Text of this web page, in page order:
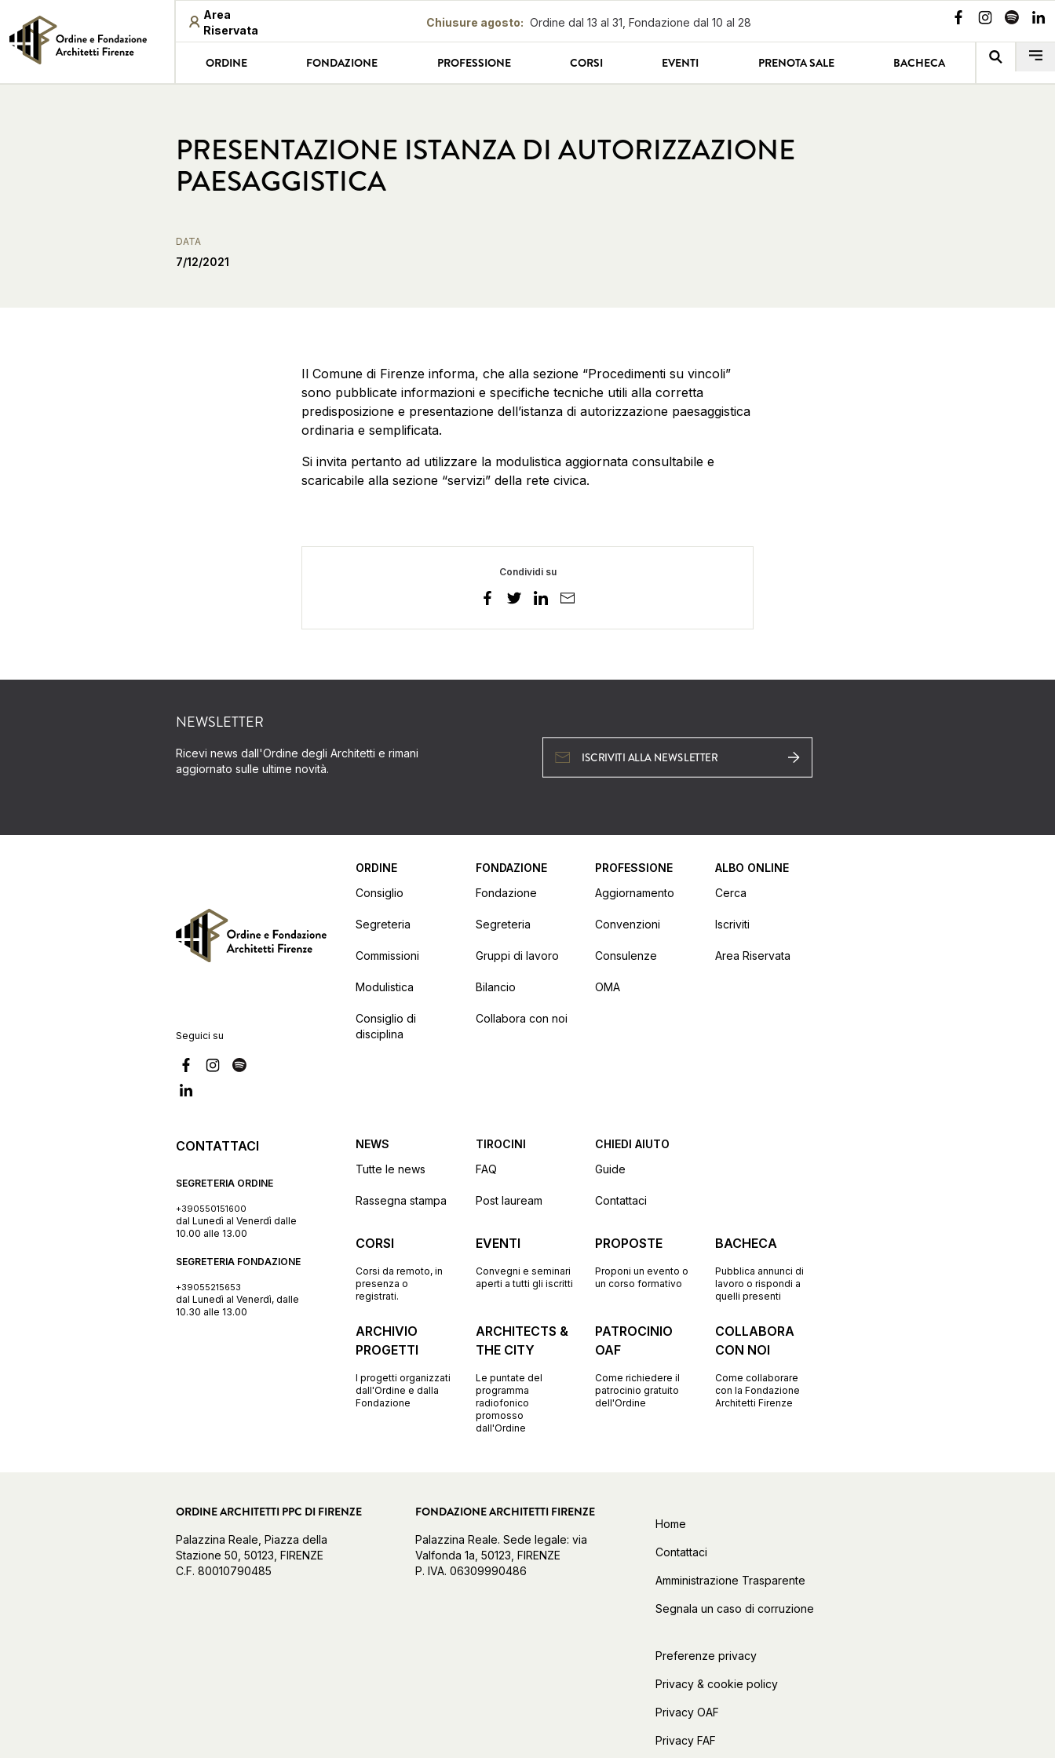
Area
Riservata
Chiusure agosto: Ordine dal 13 al 31, Fondazione dal 10 al 28
ORDINE FONDAZIONE PROFESSIONE CORSI EVENTI PRENOTA SALE BACHECA
PRESENTAZIONE ISTANZA DI AUTORIZZAZIONE
PAESAGGISTICA
DATA
7/12/2021
Il Comune di Firenze informa, che alla sezione “Procedimenti su vincoli”
sono pubblicate informazioni e specifiche tecniche utili alla corretta
predisposizione e presentazione dell’istanza di autorizzazione paesaggistica
ordinaria e semplificata.
Si invita pertanto ad utilizzare la modulistica aggiornata consultabile e
scaricabile alla sezione “servizi” della rete civica.
Condividi su
NEWSLETTER
Ricevi news dall'Ordine degli Architetti e rimani
aggiornato sulle ultime novità.
ISCRIVITI ALLA NEWSLETTER
Seguici su
CONTATTACI
SEGRETERIA ORDINE
+390550151600
dal Lunedì al Venerdì dalle
10.00 alle 13.00
SEGRETERIA FONDAZIONE
+39055215653
dal Lunedì al Venerdì, dalle
10.30 alle 13.00
ORDINE
Consiglio
Segreteria
Commissioni
Modulistica
Consiglio di
disciplina
FONDAZIONE
Fondazione
Segreteria
Gruppi di lavoro
Bilancio
Collabora con noi
PROFESSIONE
Aggiornamento
Convenzioni
Consulenze
OMA
ALBO ONLINE
Cerca
Iscriviti
Area Riservata
NEWS
Tutte le news
Rassegna stampa
TIROCINI
FAQ
Post lauream
CHIEDI AIUTO
Guide
Contattaci
CORSI
Corsi da remoto, in
presenza o
registrati.
EVENTI
Convegni e seminari
aperti a tutti gli iscritti
PROPOSTE
Proponi un evento o
un corso formativo
BACHECA
Pubblica annunci di
lavoro o rispondi a
quelli presenti
ARCHIVIO
PROGETTI
I progetti organizzati
dall'Ordine e dalla
Fondazione
ARCHITECTS &
THE CITY
Le puntate del
programma
radiofonico
promosso
dall'Ordine
PATROCINIO
OAF
Come richiedere il
patrocinio gratuito
dell'Ordine
COLLABORA
CON NOI
Come collaborare
con la Fondazione
Architetti Firenze
ORDINE ARCHITETTI PPC DI FIRENZE
Palazzina Reale, Piazza della
Stazione 50, 50123, FIRENZE
C.F. 80010790485
FONDAZIONE ARCHITETTI FIRENZE
Palazzina Reale. Sede legale: via
Valfonda 1a, 50123, FIRENZE
P. IVA. 06309990486
Home
Contattaci
Amministrazione Trasparente
Segnala un caso di corruzione
Preferenze privacy
Privacy & cookie policy
Privacy OAF
Privacy FAF